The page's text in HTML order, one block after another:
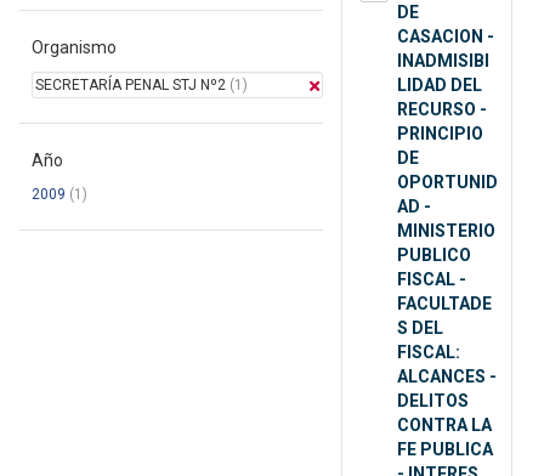
Organismo
SECRETARÍA PENAL STJ Nº2 (1)
Año
2009 (1)
DE
CASACION -
INADMISIBI
LIDAD DEL
RECURSO -
PRINCIPIO
DE
OPORTUNID
AD -
MINISTERIO
PUBLICO
FISCAL -
FACULTADE
S DEL
FISCAL:
ALCANCES -
DELITOS
CONTRA LA
FE PUBLICA